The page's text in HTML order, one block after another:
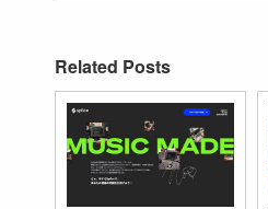
Related Posts